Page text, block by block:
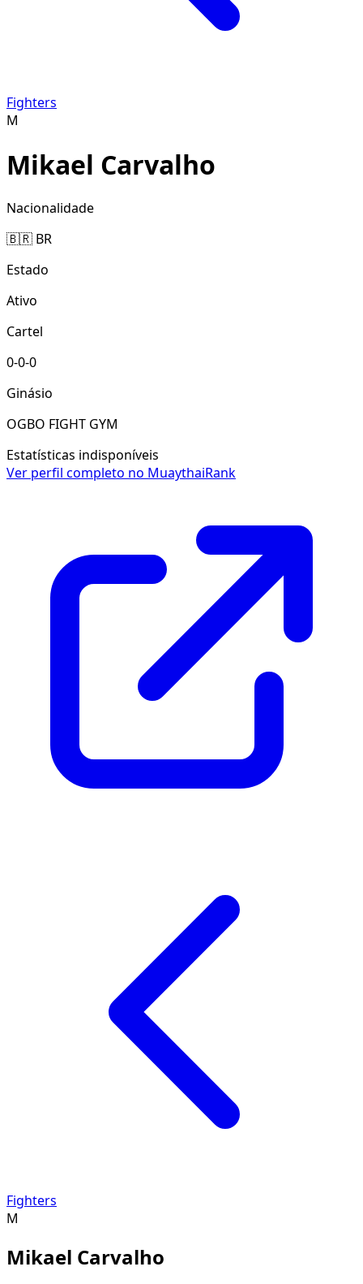
Fighters
M
Mikael Carvalho
Nacionalidade
🇧🇷 BR
Estado
Ativo
Cartel
0-0-0
Ginásio
OGBO FIGHT GYM
Estatísticas indisponíveis
Ver perfil completo no MuaythaiRank
Fighters
M
Mikael Carvalho